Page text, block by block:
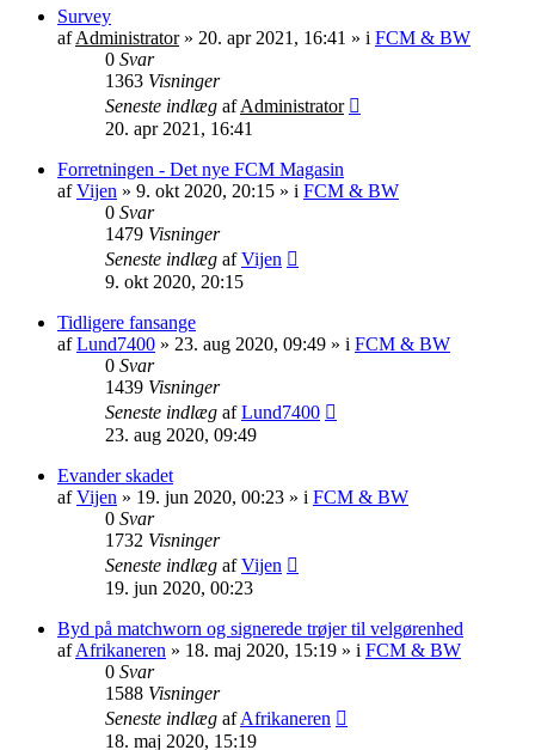
Survey
afAdministrator» 20. apr 2021, 16:41 » i FCM & BW
0 Svar
1363 Visninger
Seneste indlæg afAdministrator
20. apr 2021, 16:41
Forretningen - Det nye FCM Magasin
afVijen » 9. okt 2020, 20:15 » i FCM & BW
0 Svar
1479 Visninger
Seneste indlæg afVijen
9. okt 2020, 20:15
Tidligere fansange
afLund7400 » 23. aug 2020, 09:49 » i FCM & BW
0 Svar
1439 Visninger
Seneste indlæg afLund7400
23. aug 2020, 09:49
Evander skadet
afVijen » 19. jun 2020, 00:23 » i FCM & BW
0 Svar
1732 Visninger
Seneste indlæg afVijen
19. jun 2020, 00:23
Byd på matchworn og signerede trøjer til velgørenhed
afAfrikaneren » 18. maj 2020, 15:19 » i FCM & BW
0 Svar
1588 Visninger
Seneste indlæg afAfrikaneren
18. maj 2020, 15:19